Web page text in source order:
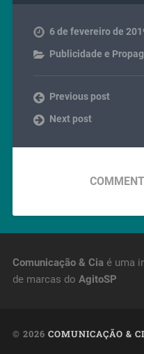
6 de fevereiro de
Publicidade e
Previous post
Next post
Comunicação & Ciaé uma
de marcas do AgitoSP
© 2026 COMUNICAÇÃO &